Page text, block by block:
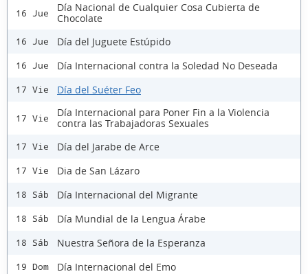
16 Jue
Día Nacional de Cualquier Cosa Cubierta de
Chocolate
16 Jue Día del Juguete Estúpido
16 Jue Día Internacional contra la Soledad No Deseada
17 Vie Día del Suéter Feo
17 Vie
Día Internacional para Poner Fin a la Violencia
contra las Trabajadoras Sexuales
17 Vie Día del Jarabe de Arce
17 Vie Dia de San Lázaro
18 Sáb Día Internacional del Migrante
18 Sáb Día Mundial de la Lengua Árabe
18 Sáb Nuestra Señora de la Esperanza
19 Dom Día Internacional del Emo